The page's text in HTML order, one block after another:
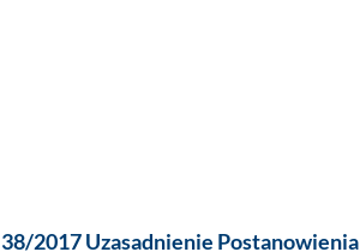
38/2017 Uzasadnienie Postanowienia